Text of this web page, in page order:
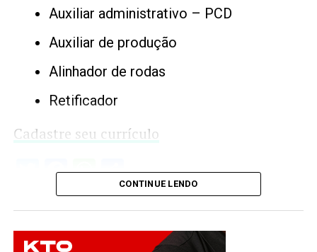
Auxiliar administrativo – PCD
Auxiliar de produção
Alinhador de rodas
Retificador
Cadastre seu currículo
Twitter
Facebook
WhatsApp
Share
CONTINUE LENDO